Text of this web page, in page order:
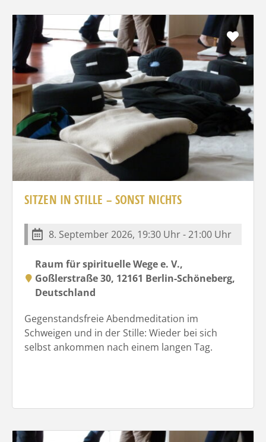
SITZEN IN STILLE – SONST NICHTS
8. September 2026, 19:30 Uhr - 21:00 Uhr
Raum für spirituelle Wege e. V.,
Goßlerstraße 30, 12161 Berlin-Schöneberg,
Deutschland
Gegenstandsfreie Abendmeditation im
Schweigen und in der Stille: Wieder bei sich
selbst ankommen nach einem langen Tag.